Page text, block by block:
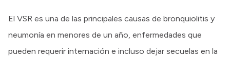
El VSR es una de las principales causas de bronquiolitis y
neumonía en menores de un año, enfermedades que
pueden requerir internación e incluso dejar secuelas en la